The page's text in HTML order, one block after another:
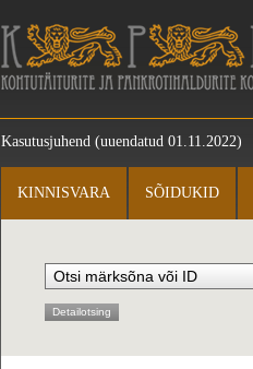
Kasutusjuhend(uuendatud 01.11.2022)
KINNISVARA SÕIDUKID
Detailotsing